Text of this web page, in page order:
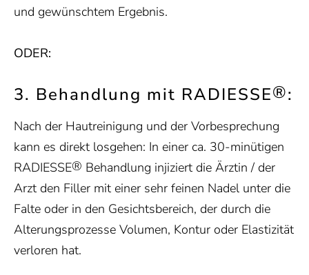
und gewünschtem Ergebnis.
ODER:
3. Behandlung mit RADIESSE®:
Nach der Hautreinigung und der Vorbesprechung
kann es direkt losgehen: In einer ca. 30-minütigen
RADIESSE® Behandlung injiziert die Ärztin / der
Arzt den Filler mit einer sehr feinen Nadel unter die
Falte oder in den Gesichtsbereich, der durch die
Alterungsprozesse Volumen, Kontur oder Elastizität
verloren hat.